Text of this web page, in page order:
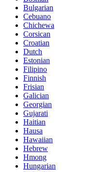
Bulgarian
Cebuano
Chichewa
Corsican
Croatian
Dutch
Estonian
Filipino
Finnish
Frisian
Galician
Georgian
Gujarati
Haitian
Hausa
Hawaiian
Hebrew
Hmong
Hungarian